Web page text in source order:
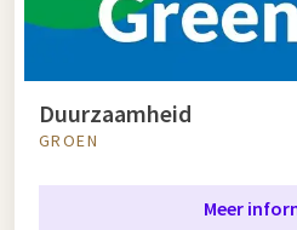
Duurzaamheid
GROEN
Meer